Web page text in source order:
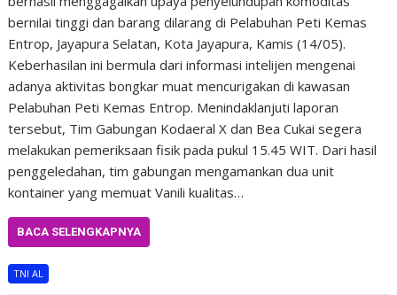
bernilai tinggi dan barang dilarang di Pelabuhan Peti Kemas
Entrop, Jayapura Selatan, Kota Jayapura, Kamis (14/05).
Keberhasilan ini bermula dari informasi intelijen mengenai
adanya aktivitas bongkar muat mencurigakan di kawasan
Pelabuhan Peti Kemas Entrop. Menindaklanjuti laporan
tersebut, Tim Gabungan Kodaeral X dan Bea Cukai segera
melakukan pemeriksaan fisik pada pukul 15.45 WIT. Dari hasil
penggeledahan, tim gabungan mengamankan dua unit
kontainer yang memuat Vanili kualitas…
BACA SELENGKAPNYA
TNI AL